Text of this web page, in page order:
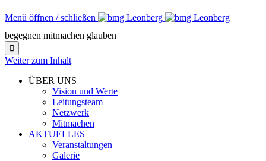
Menü öffnen / schließen
begegnen mitmachen glauben

Weiter zum Inhalt
ÜBER UNS
Vision und Werte
Leitungsteam
Netzwerk
Mitmachen
AKTUELLES
Veranstaltungen
Galerie